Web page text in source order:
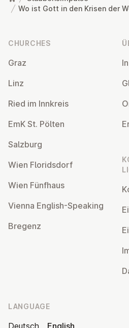
Wo ist Gott in den Krisen der
CHURCHES
Graz
Linz
Ried im Innkreis
EmK St. Pölten
Salzburg
Wien Flor­idsdorf
Wien Fünfhaus
Vienna English-Speaking
Bregenz
LANGUAGE